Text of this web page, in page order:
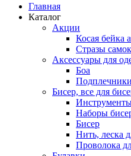
Главная
Каталог
Акции
Косая
Стразы
Аксессуары для
Боа
Подплечники
Бисер, все для
Наборы
Бисер
Нить, леска
Проволока